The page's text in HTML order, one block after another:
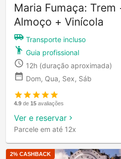
Maria Fumaça: Trem
Almoço + Vinícola
Transporte incluso
Guia profissional
12h (duração aproximada)
Dom, Qua, Sex, Sáb
4.9 de 15 avaliações
Ver e reservar
Parcele em até 12x
2% CASHBACK